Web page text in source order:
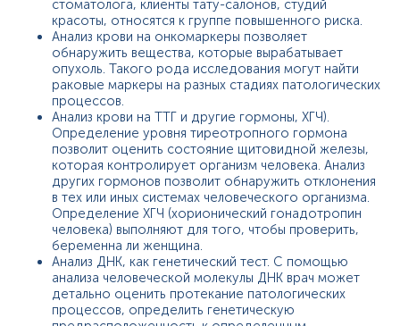
стоматолога, клиенты тату-салонов, студий
красоты, относятся к группе повышенного риска.
Анализ крови на онкомаркеры позволяет
обнаружить вещества, которые вырабатывает
опухоль. Такого рода исследования могут найти
раковые маркеры на разных стадиях патологических
процессов.
Анализ крови на ТТГ и другие гормоны, ХГЧ).
Определение уровня тиреотропного гормона
позволит оценить состояние щитовидной железы,
которая контролирует организм человека. Анализ
других гормонов позволит обнаружить отклонения
в тех или иных системах человеческого организма.
Определение ХГЧ (хорионический гонадотропин
человека) выполняют для того, чтобы проверить,
беременна ли женщина.
Анализ ДНК, как генетический тест. С помощью
анализа человеческой молекулы ДНК врач может
детально оценить протекание патологических
процессов, определить генетическую